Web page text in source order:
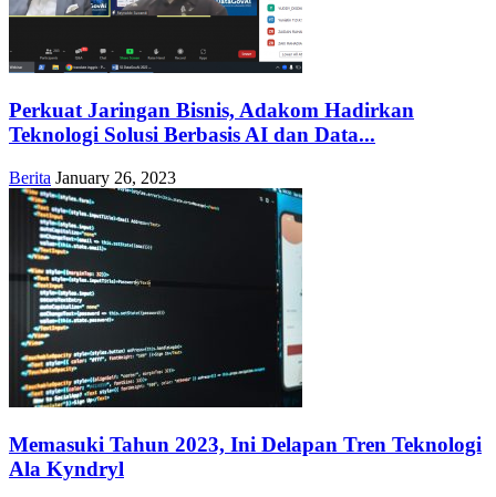
Perkuat Jaringan Bisnis, Adakom Hadirkan
Teknologi Solusi Berbasis AI dan Data...
Berita January 26, 2023
Memasuki Tahun 2023, Ini Delapan Tren Teknologi
Ala Kyndryl